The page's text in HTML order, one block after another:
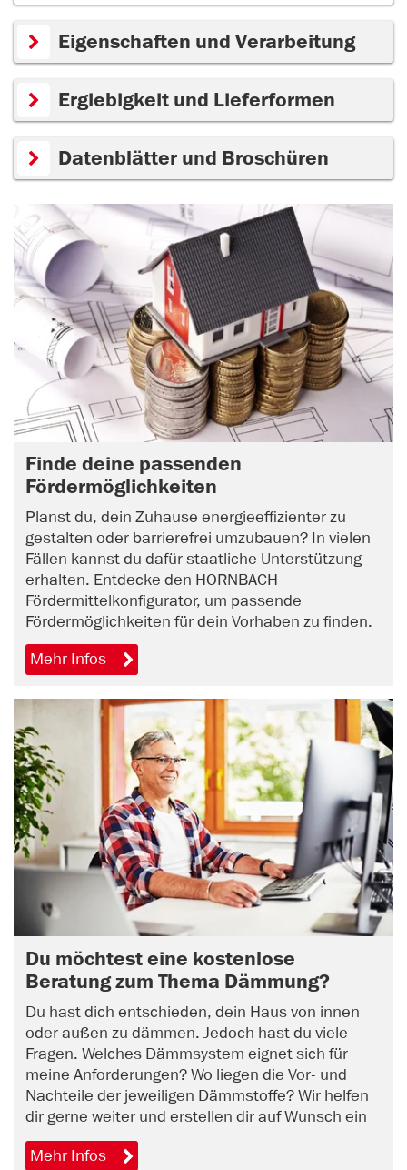
Eigenschaften und Verarbeitung
Ergiebigkeit und Lieferformen
Datenblätter und Broschüren
Finde deine passenden
Fördermöglichkeiten
Planst du, dein Zuhause energieeffizienter zu
gestalten oder barrierefrei umzubauen? In vielen
Fällen kannst du dafür staatliche Unterstützung
erhalten. Entdecke den HORNBACH
Fördermittelkonfigurator, um passende
Fördermöglichkeiten für dein Vorhaben zu finden.
Mehr Infos
Du möchtest eine kostenlose
Beratung zum Thema Dämmung?
Du hast dich entschieden, dein Haus von innen
oder außen zu dämmen. Jedoch hast du viele
Fragen. Welches Dämmsystem eignet sich für
meine Anforderungen? Wo liegen die Vor- und
Nachteile der jeweiligen Dämmstoffe? Wir helfen
dir gerne weiter und erstellen dir auf Wunsch ein
unverbindliches Angebot. Vereinbare jetzt online
einen Beratungstermin.
Mehr Infos